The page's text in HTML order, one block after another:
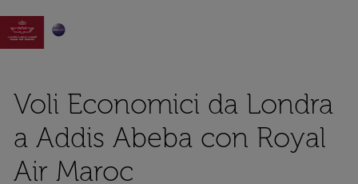

Voli Economici da Londra
a Addis Abeba con Royal
Air Maroc